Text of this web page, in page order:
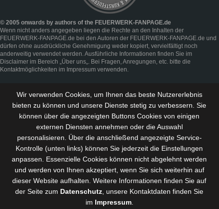
© 2005 onwards by authors of the FEUERWERK-FANPAGE.de
Wenn nicht anders angegeben liegen die Rechte an den Inhalten der
FEUERWERK-FANPAGE.de bei den Autoren der FEUERWERK-FANPAGE.de und
dürfen ohne ausdrückliche Genehmigung weder kopiert, vervielfältigt noch
anderweitig verwendet werden. Ausführliche Informationen finden Sie im
Disclaimer im Bereich „Über uns„. Bei Fragen, Anregungen, etc. bitte die
Kontaktmöglichkeiten im Impressum verwenden.
Wir verwenden Cookies, um Ihnen das beste Nutzererlebnis
bieten zu können und unsere Dienste stetig zu verbessern . Sie
können über die angezeigten Buttons Cookies von einigen
externen Diensten annehmen oder die Auswahl
personalisieren. Über die anschließend angezeigte Service-
Kontrolle (unten links) können Sie jederzeit die Einstellungen
anpassen. Essenzielle Cookies können nicht abgelehnt werden
und werden von Ihnen akzeptiert, wenn Sie sich weiterhin auf
dieser Website aufhalten. Weitere Informationen finden Sie auf
der Seite zum Datenschutz , unsere Kontaktdaten finden Sie
im Impressum.